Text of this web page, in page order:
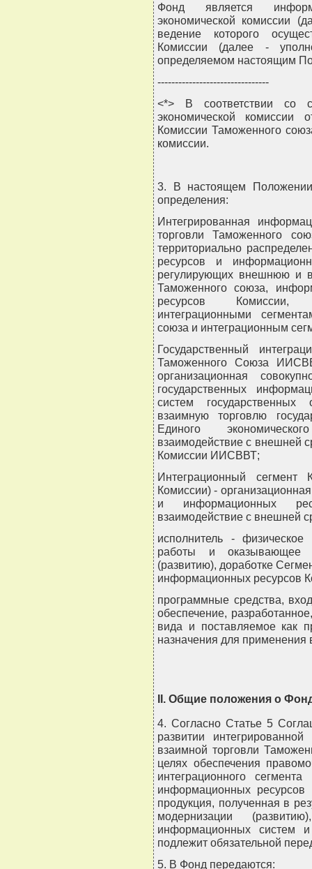
Фонд является
экономической комиссии
ведение которого
Комиссии (далее -
определяемом настоящим
--------------------------------
<*> В соответствии со
экономической
Комиссии Таможенного
комиссии.
3. В настоящем
определения:
Интегрированная
торговли Таможенного
территориально
ресурсов и
регулирующих внешнюю и
Таможенного союза,
ресурсов Комиссии,
интеграционными
союза и интеграционным
Государственный
Таможенного Союза
организационная
государственных
систем
взаимную торговлю
Единого
взаимодействие с внешней
Комиссии ИИСВВТ;
Интеграционный
Комиссии) -
и информационных
взаимодействие с внешней
исполнитель -
работы и оказывающее
(развитию), доработке
информационных ресурсов
программные средства,
обеспечение,
вида и поставляемое как
назначения для
II. Общие положения о
4. Согласно Статье 5
развитии
взаимной торговли
целях обеспечения
интеграционного
информационных ресурсов
продукция, полученная в
модернизации
информационных систем
подлежит обязательной
5. В Фонд передаются: